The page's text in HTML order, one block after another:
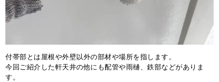
付帯部とは屋根や外壁以外の部材や場所を指します。
今回ご紹介した軒天井の他にも配管や雨樋、鉄部などがありま
す。